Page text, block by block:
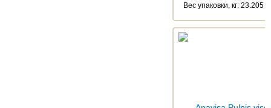
Веc упаковки, кг: 23.205